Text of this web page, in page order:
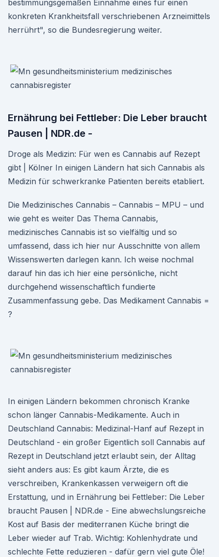
bestimmungsgemäßen Einnahme eines für einen
konkreten Krankheitsfall verschriebenen Arzneimittels
herrührt", so die Bundesregierung weiter.
Ernährung bei Fettleber: Die Leber braucht
Pausen | NDR.de -
Droge als Medizin: Für wen es Cannabis auf Rezept
gibt | Kölner In einigen Ländern hat sich Cannabis als
Medizin für schwerkranke Patienten bereits etabliert.
Die Medizinisches Cannabis – Cannabis – MPU – und
wie geht es weiter Das Thema Cannabis,
medizinisches Cannabis ist so vielfältig und so
umfassend, dass ich hier nur Ausschnitte von allem
Wissenswerten darlegen kann. Ich weise nochmal
darauf hin das ich hier eine persönliche, nicht
durchgehend wissenschaftlich fundierte
Zusammenfassung gebe. Das Medikament Cannabis =
?
In einigen Ländern bekommen chronisch Kranke
schon länger Cannabis-Medikamente. Auch in
Deutschland Cannabis: Medizinal-Hanf auf Rezept in
Deutschland - ein großer Eigentlich soll Cannabis auf
Rezept in Deutschland jetzt erlaubt sein, der Alltag
sieht anders aus: Es gibt kaum Ärzte, die es
verschreiben, Krankenkassen verweigern oft die
Erstattung, und in Ernährung bei Fettleber: Die Leber
braucht Pausen | NDR.de - Eine abwechslungsreiche
Kost auf Basis der mediterranen Küche bringt die
Leber wieder auf Trab. Wichtig: Kohlenhydrate und
schlechte Fette reduzieren - dafür gern viel gute Öle!